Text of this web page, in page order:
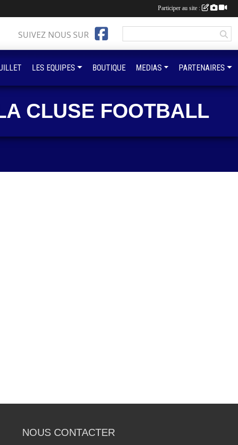
CLUSE FOOTBALL
SUIVEZ NOUS SUR
LES EQUIPES BOUTIQUE MEDIAS PARTENAIRES
NOUS CONTACTER
Participer au site :